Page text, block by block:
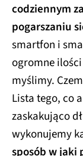
codziennym
pogarszaniu
smartfon i
ogromne
myślimy.
Lista tego, co
zaskakująco
wykonujemy
sposób w jaki